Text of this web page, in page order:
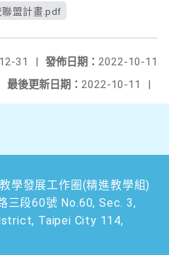
盟計畫.pdf
發佈日期： 2022-10-11
31
|
最後更新日期： 2022-10-11 |
學發展工作圈(精進教學組)
三段60號 No.60, Sec. 3,
Taipei City 114,